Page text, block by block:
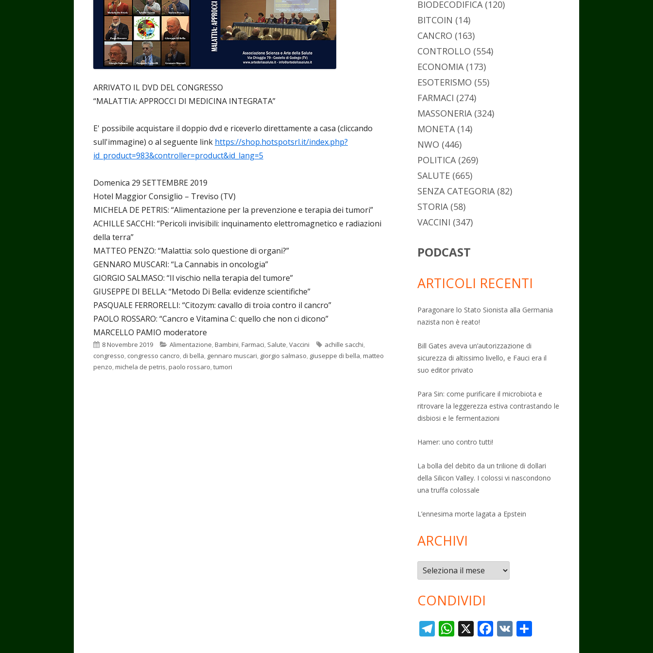
ARRIVATO IL DVD DEL CONGRESSO
“MALATTIA: APPROCCI DI MEDICINA INTEGRATA”
E' possibile acquistare il doppio dvd e riceverlo direttamente a casa (cliccando
sull'immagine) o al seguente link https://shop.hotspotsrl.it/index.php?
id_product=983&controller=product&id_lang=5
Domenica 29 SETTEMBRE 2019
Hotel Maggior Consiglio – Treviso (TV)
MICHELA DE PETRIS: “Alimentazione per la prevenzione e terapia dei tumori”
ACHILLE SACCHI: “Pericoli invisibili: inquinamento elettromagnetico e radiazioni
della terra”
MATTEO PENZO: “Malattia: solo questione di organi?”
GENNARO MUSCARI: “La Cannabis in oncologia”
GIORGIO SALMASO: “Il vischio nella terapia del tumore”
GIUSEPPE DI BELLA: “Metodo Di Bella: evidenze scientifiche”
PASQUALE FERRORELLI: “Citozym: cavallo di troia contro il cancro”
PAOLO ROSSARO: “Cancro e Vitamina C: quello che non ci dicono”
MARCELLO PAMIO moderatore
Pubblicato
8 Novembre 2019 Categorie
Alimentazione Bambini Farmaci Salute Vaccini Tag
achille sacchi
congresso congresso cancro di bella gennaro muscari giorgio salmaso giuseppe di bella matteo
penzo michela de petris paolo rossaro tumori
BIODECODIFICA(120)
BITCOIN (14)
CANCRO (163)
CONTROLLO (554)
ECONOMIA(173)
ESOTERISMO (55)
FARMACI (274)
MASSONERIA(324)
MONETA(14)
NWO (446)
POLITICA(269)
SALUTE (665)
SENZA CATEGORIA(82)
STORIA(58)
VACCINI (347)
PODCAST
ARTICOLI RECENTI
Paragonare lo Stato Sionista alla Germania
nazista non è reato!
Bill Gates aveva un’autorizzazione di
sicurezza di altissimo livello, e Fauci era il
suo editor privato
Para Sin: come purificare il microbiota e
ritrovare la leggerezza estiva contrastando le
disbiosi e le fermentazioni
Hamer: uno contro tutti!
La bolla del debito da un trilione di dollari
della Silicon Valley. I colossi vi nascondono
una truffa colossale
L’ennesima morte lagata a Epstein
ARCHIVI
Archivi
CONDIVIDI
T W X F V